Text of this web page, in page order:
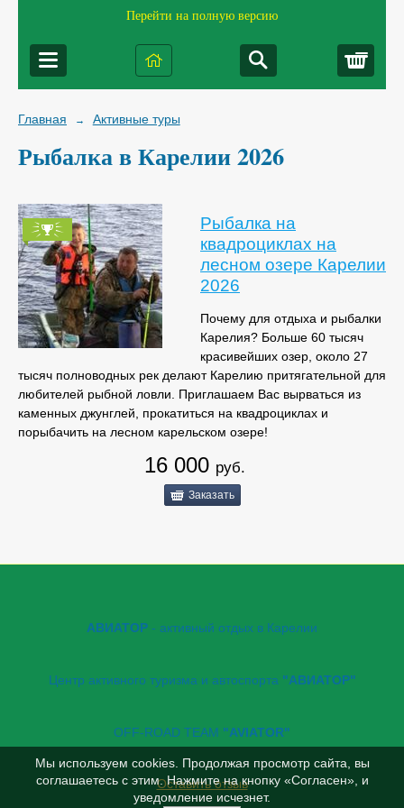
Перейти на полную версию
Главная → Активные туры
Рыбалка в Карелии 2026
Рыбалка на
квадроциклах на
лесном озере Карелии
2026
Почему для отдыха и рыбалки
Карелия? Больше 60 тысяч
красивейших озер, около 27
тысяч полноводных рек делают Карелию притягательной для
любителей рыбной ловли. Приглашаем Вас вырваться из
каменных джунглей, прокатиться на квадроциклах и
порыбачить на лесном карельском озере!
16 000 руб.
Заказать
АВИАТОР - активный отдых в Карелии
Центр активного туризма и автоспорта "АВИАТОР"
OFF-ROAD TEAM "AVIATOR"
Оставить отзыв
Мы используем cookies. Продолжая просмотр сайта, вы
соглашаетесь с этим. Нажмите на кнопку «Согласен», и
уведомление исчезнет.